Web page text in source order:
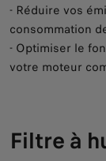
- Réduire vos
consommation
- Optimiser le
votre moteur
Filtre à